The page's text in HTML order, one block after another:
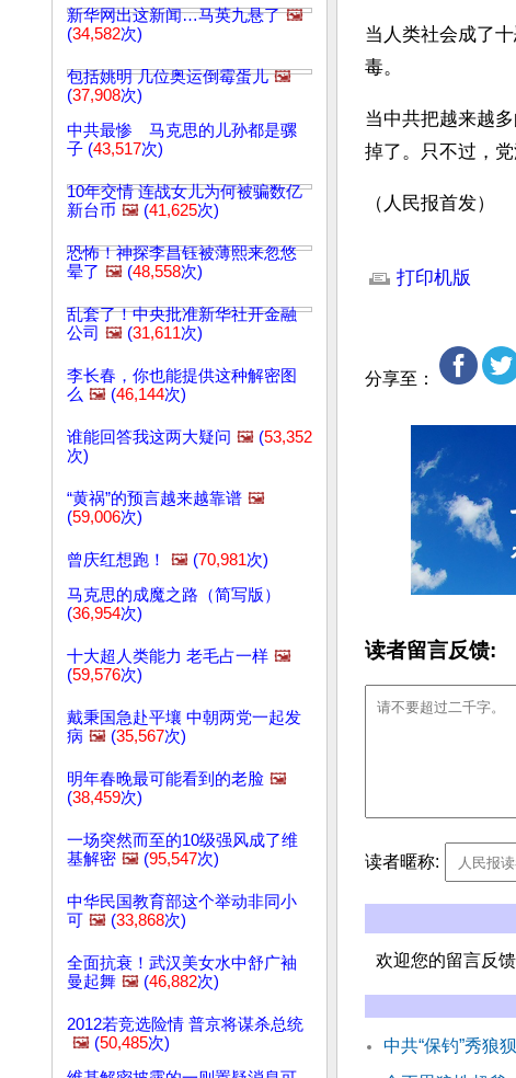
新华网出这新闻…马英九悬了 🖼️
(34,582次)
包括姚明 几位奥运倒霉蛋儿 🖼️
(37,908次)
中共最惨 马克思的儿孙都是骡
子 (43,517次)
10年交情 连战女儿为何被骗数亿
新台币 🖼️ (41,625次)
恐怖！神探李昌钰被薄熙来忽悠
晕了 🖼️ (48,558次)
乱套了！中央批准新华社开金融
公司 🖼️ (31,611次)
李长春，你也能提供这种解密图
么 🖼️ (46,144次)
谁能回答我这两大疑问 🖼️ (53,352
次)
“黄祸”的预言越来越靠谱 🖼️
(59,006次)
曾庆红想跑！ 🖼️ (70,981次)
马克思的成魔之路（简写版）
(36,954次)
十大超人类能力 老毛占一样 🖼️
(59,576次)
戴秉国急赴平壤 中朝两党一起发
病 🖼️ (35,567次)
明年春晚最可能看到的老脸 🖼️
(38,459次)
一场突然而至的10级强风成了维
基解密 🖼️ (95,547次)
中华民国教育部这个举动非同小
可 🖼️ (33,868次)
全面抗衰！武汉美女水中舒广袖
曼起舞 🖼️ (46,882次)
2012若竞选险情 普京将谋杀总统
🖼️ (50,485次)
当人类社会成了
毒。
当中共把越来越
掉了。只不过，
（人民报首发）
打印机版
分享至：
读者留言反馈:
读者暱称:
欢迎您的留言反馈
中共“保钓”秀狼